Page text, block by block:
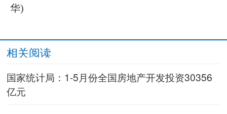
华)
相关阅读
国家统计局：1-5月份全国房地产开发投资30356
亿元